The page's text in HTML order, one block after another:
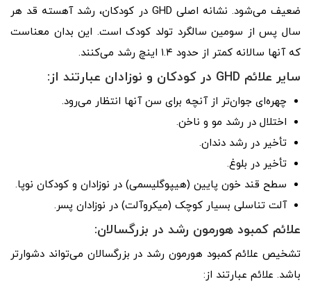
ضعیف می‌شود. نشانه اصلی GHD در کودکان، رشد آهسته قد هر
سال پس از سومین سالگرد تولد کودک است. این بدان معناست
که آنها سالانه کمتر از حدود ۱.۴ اینچ رشد می‌کنند.
سایر علائم GHD در کودکان و نوزادان عبارتند از:
چهره‌ای جوان‌تر از آنچه برای سن آنها انتظار می‌رود.
اختلال در رشد مو و ناخن.
تأخیر در رشد دندان.
تأخیر در بلوغ.
سطح قند خون پایین (هیپوگلیسمی) در نوزادان و کودکان نوپا.
آلت تناسلی بسیار کوچک (میکروآلت) در نوزادان پسر.
علائم کمبود هورمون رشد در بزرگسالان:
تشخیص علائم کمبود هورمون رشد در بزرگسالان می‌تواند دشوارتر
باشد. علائم عبارتند از: